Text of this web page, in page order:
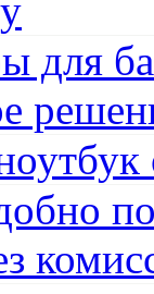
для